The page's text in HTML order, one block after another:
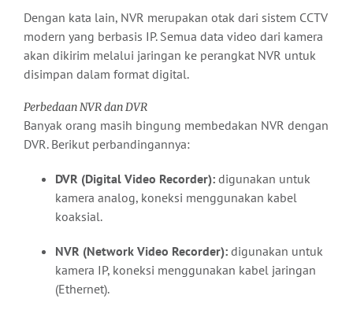
Dengan kata lain, NVR merupakan otak dari sistem CCTV
modern yang berbasis IP. Semua data video dari kamera
akan dikirim melalui jaringan ke perangkat NVR untuk
disimpan dalam format digital.
Perbedaan NVR dan DVR
Banyak orang masih bingung membedakan NVR dengan
DVR. Berikut perbandingannya:
DVR (Digital Video Recorder): digunakan untuk
kamera analog, koneksi menggunakan kabel
koaksial.
NVR (Network Video Recorder): digunakan untuk
kamera IP, koneksi menggunakan kabel jaringan
(Ethernet).